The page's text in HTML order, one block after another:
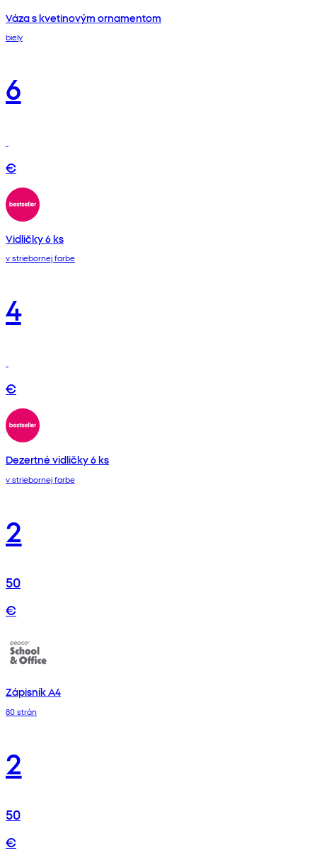
Váza s kvetinovým ornamentom
biely
6
€
Vidličky 6 ks
v striebornej farbe
4
€
Dezertné vidličky 6 ks
v striebornej farbe
2
50
€
Zápisník A4
80 strán
2
50
€